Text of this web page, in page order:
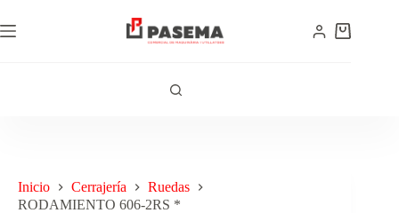
Inicio Cerrajería
Ruedas
RODAMIENTO 606-2RS *